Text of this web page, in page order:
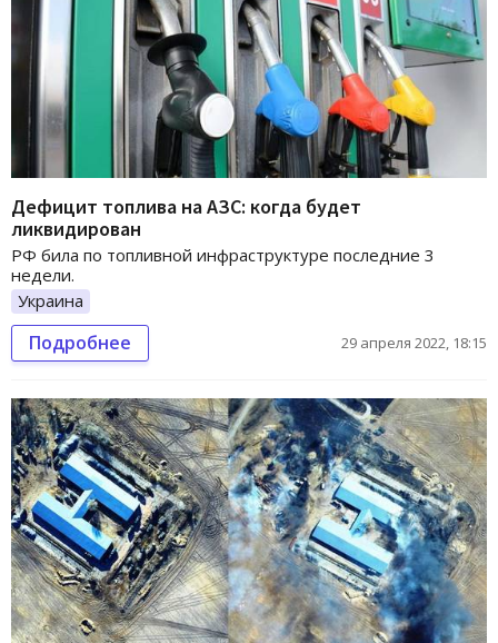
Дефицит топлива на АЗС: когда будет
ликвидирован
РФ била по топливной инфраструктуре последние 3
недели.
Украина
Подробнее 29 апреля 2022, 18:15